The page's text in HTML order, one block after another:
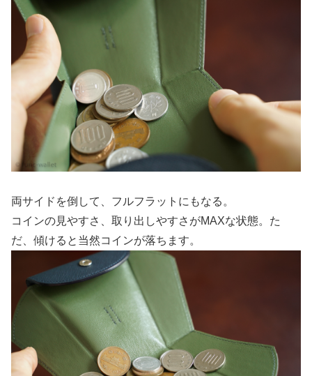
両サイドを倒して、フルフラットにもなる。
コインの見やすさ、取り出しやすさがMAXな状態。た
だ、傾けると当然コインが落ちます。